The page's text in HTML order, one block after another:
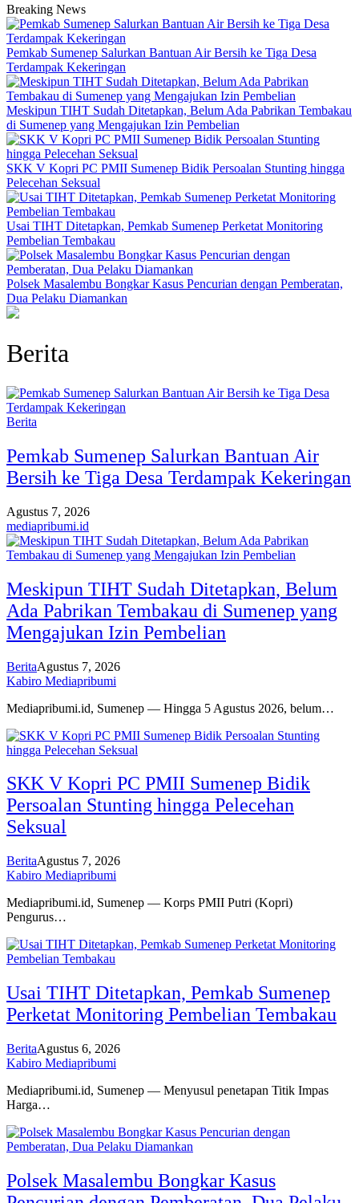
Breaking News
Pemkab Sumenep Salurkan Bantuan Air Bersih ke Tiga Desa
Terdampak Kekeringan
Meskipun TIHT Sudah Ditetapkan, Belum Ada Pabrikan Tembakau
di Sumenep yang Mengajukan Izin Pembelian
SKK V Kopri PC PMII Sumenep Bidik Persoalan Stunting hingga
Pelecehan Seksual
Usai TIHT Ditetapkan, Pemkab Sumenep Perketat Monitoring
Pembelian Tembakau
Polsek Masalembu Bongkar Kasus Pencurian dengan Pemberatan,
Dua Pelaku Diamankan
Berita
Berita
Pemkab Sumenep Salurkan Bantuan Air
Bersih ke Tiga Desa Terdampak Kekeringan
Agustus 7, 2026
mediapribumi.id
Meskipun TIHT Sudah Ditetapkan, Belum
Ada Pabrikan Tembakau di Sumenep yang
Mengajukan Izin Pembelian
BeritaAgustus 7, 2026
Kabiro Mediapribumi
Mediapribumi.id, Sumenep — Hingga 5 Agustus 2026, belum…
SKK V Kopri PC PMII Sumenep Bidik
Persoalan Stunting hingga Pelecehan
Seksual
BeritaAgustus 7, 2026
Kabiro Mediapribumi
Mediapribumi.id, Sumenep — Korps PMII Putri (Kopri)
Pengurus…
Usai TIHT Ditetapkan, Pemkab Sumenep
Perketat Monitoring Pembelian Tembakau
BeritaAgustus 6, 2026
Kabiro Mediapribumi
Mediapribumi.id, Sumenep — Menyusul penetapan Titik Impas
Harga…
Polsek Masalembu Bongkar Kasus